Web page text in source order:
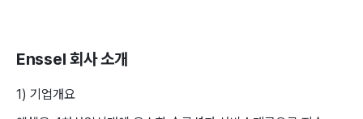
Enssel 회사 소개
1) 기업개요